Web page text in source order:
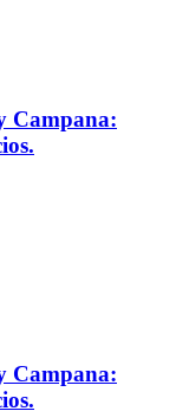
Campana:
Campana: